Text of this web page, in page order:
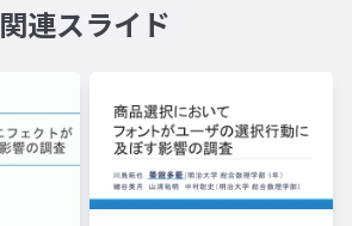
関連スライド